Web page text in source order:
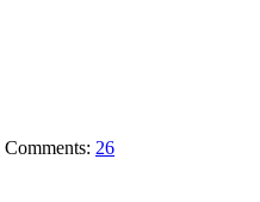
Comments: 26